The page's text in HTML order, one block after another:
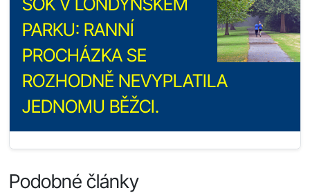
PARKU: RANNÍ
PROCHÁZKA SE
ROZHODNĚ NEVYPLATILA
JEDNOMU BĚŽCI.
Podobné články